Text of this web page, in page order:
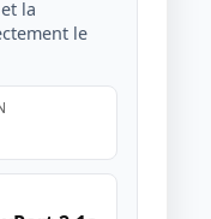
la
le